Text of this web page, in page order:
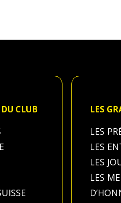
CLUB LES
LES
LES
LES
LES